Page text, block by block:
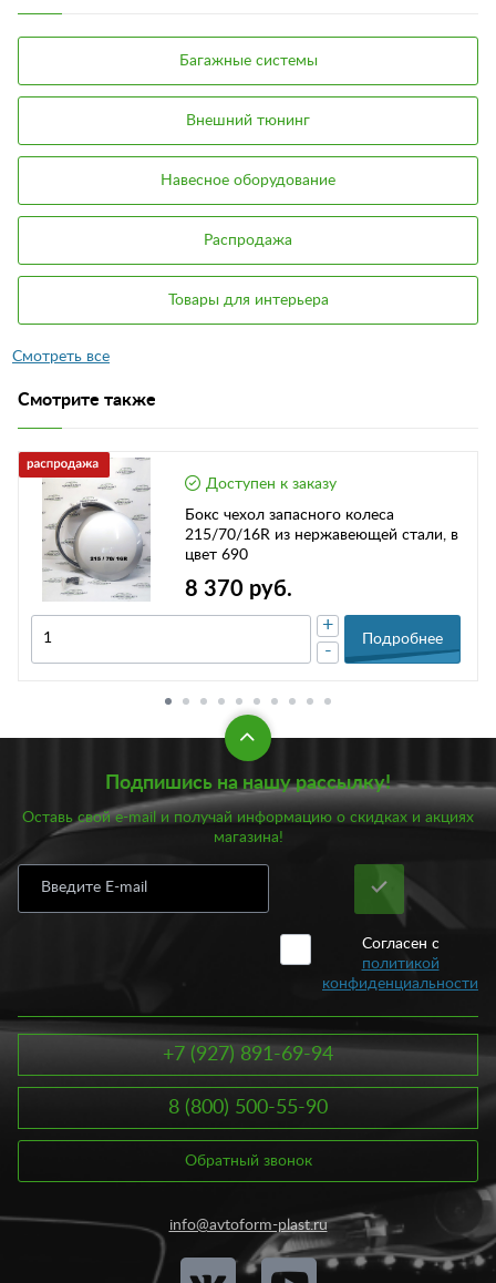
Багажные системы
Внешний тюнинг
Навесное оборудование
Распродажа
Товары для интерьера
Смотрите также
Доступен к заказу
Бокс чехол запасного колеса
215/70/16R из нержавеющей стали, в
цвет 690
8 370 руб.
-
+
Подробнее
Подпишись на нашу рассылку!
Оставь свой e-mail и получай информацию о скидках и акциях
магазина!
Согласен с
политикой
конфиденциальности
+7 (927) 891-69-94
8 (800) 500-55-90
Обратный звонок
info@avtoform-plast.ru